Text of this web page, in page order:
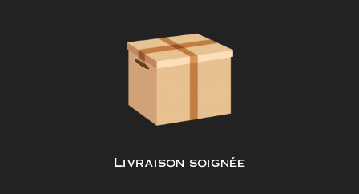
Livraison soignée